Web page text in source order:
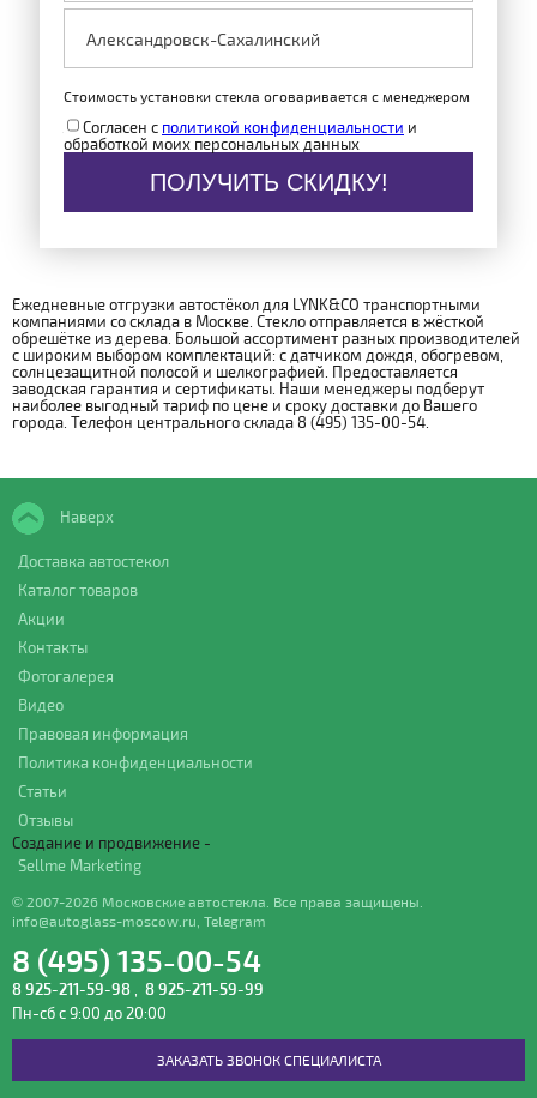
Стоимость установки стекла оговаривается с менеджером
Согласен с политикой конфиденциальности и
обработкой моих персональных данных
ПОЛУЧИТЬ СКИДКУ!
Ежедневные отгрузки автостёкол для LYNK&CO транспортными
компаниями со склада в Москве. Стекло отправляется в жёсткой
обрешётке из дерева. Большой ассортимент разных производителей
с широким выбором комплектаций: с датчиком дождя, обогревом,
солнцезащитной полосой и шелкографией. Предоставляется
заводская гарантия и сертификаты. Наши менеджеры подберут
наиболее выгодный тариф по цене и сроку доставки до Вашего
города. Телефон центрального склада 8 (495) 135-00-54.
Наверх
Доставка автостекол
Каталог товаров
Акции
Контакты
Фотогалерея
Видео
Правовая информация
Политика конфиденциальности
Статьи
Отзывы
Создание и продвижение -
Sellme Marketing
© 2007-2026 Московские автостекла. Все права защищены.
info@autoglass-moscow.ru Telegram
8 (495) 135-00-54
8 925-211-59-98 , 8 925-211-59-99
Пн-сб с 9:00 до 20:00
ЗАКАЗАТЬ ЗВОНОК СПЕЦИАЛИСТА